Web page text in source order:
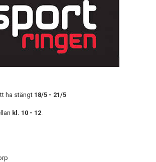
ha stängt 18/5 - 21/5
kl. 10 - 12.